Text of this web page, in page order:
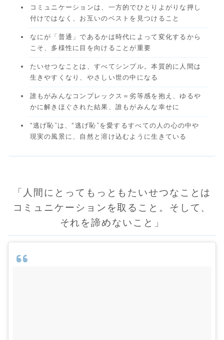
コミュニケーションは、一方的でひとりよがりな押し
付けではなく、お互いのベストを見つけること
なにが「普通」であるかは時代によって変化するから
こそ、多様性に目を向けることが重要
たいせつなことは、すべてシンプル。本質的に人間は
生きやすくなり、やさしい世の中になる
誰もがみんなコンプレックス＝劣等感を抱え、ゆるや
かに解きほぐされた結果、誰もがみんな幸せに
“逃げ恥”は、“逃げ恥”を愛するすべての人の心の中や
現実の風景に、自然と溶け込むように生きている
「人間にとってもっともたいせつなことは
コミュニケーションを取ること。そして、
それを諦めないこと」